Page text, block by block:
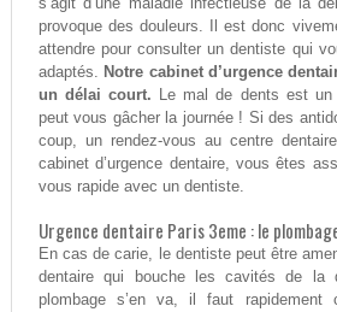
provoque des douleurs. Il est donc
attendre pour consulter un dentiste qui
adaptés. Notre cabinet d’urgence
un délai court. Le mal de dents est un
peut vous gâcher la journée ! Si des
coup, un rendez-vous au centre
cabinet d’urgence dentaire, vous êtes
vous rapide avec un dentiste.
Urgence dentaire Paris 3eme : le
En cas de carie, le dentiste peut être
dentaire qui bouche les cavités de la
plombage s’en va, il faut rapidement